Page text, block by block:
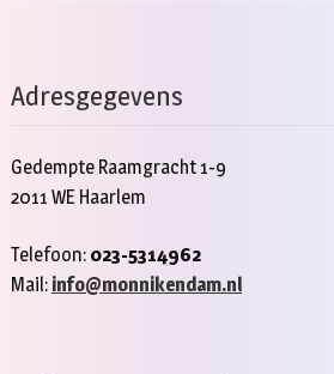
Adresgegevens
Gedempte Raamgracht 1-9
2011 WE Haarlem
Telefoon: 023-5314962
Mail: info@monnikendam.nl